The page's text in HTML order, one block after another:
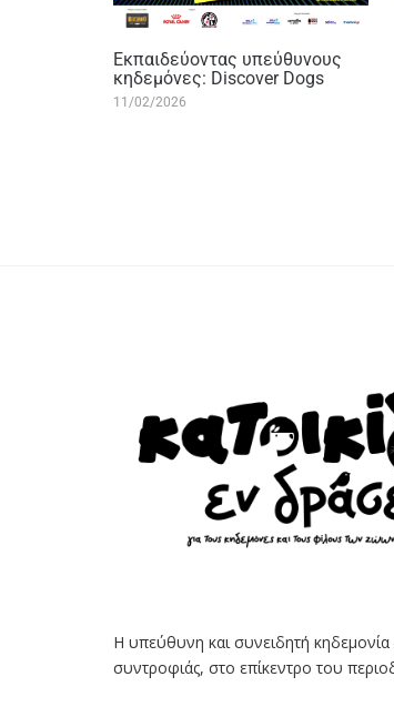
Εκπαιδεύοντας υπεύθυνους
κηδεμόνες: Discover Dogs
11/02/2026
Η υπεύθυνη και συνειδητή
συντροφιάς, στο επίκεντρο του